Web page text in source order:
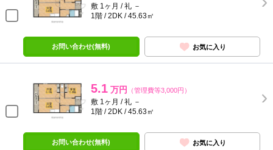
敷 1ヶ月 / 礼 －
1階 / 2DK / 45.63㎡
お問い合わせ(無料) お気に入り
5.1 万円 （管理費等3,000円）
敷 1ヶ月 / 礼 －
1階 / 2DK / 45.63㎡
お問い合わせ(無料) お気に入り